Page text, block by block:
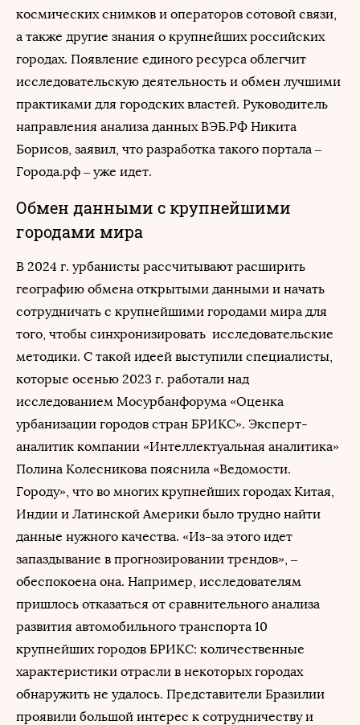
космических снимков и операторов сотовой связи,
а также другие знания о крупнейших российских
городах. Появление единого ресурса облегчит
исследовательскую деятельность и обмен лучшими
практиками для городских властей. Руководитель
направления анализа данных ВЭБ.РФ Никита
Борисов, заявил, что разработка такого портала –
Города.рф – уже идет.
Обмен данными с крупнейшими
городами мира
В 2024 г. урбанисты рассчитывают расширить
географию обмена открытыми данными и начать
сотрудничать с крупнейшими городами мира для
того, чтобы синхронизировать исследовательские
методики. С такой идеей выступили специалисты,
которые осенью 2023 г. работали над
исследованием Мосурбанфорума «Оценка
урбанизации городов стран БРИКС». Эксперт-
аналитик компании «Интеллектуальная аналитика»
Полина Колесникова пояснила «Ведомости.
Городу», что во многих крупнейших городах Китая,
Индии и Латинской Америки было трудно найти
данные нужного качества. «Из-за этого идет
запаздывание в прогнозировании трендов», –
обеспокоена она. Например, исследователям
пришлось отказаться от сравнительного анализа
развития автомобильного транспорта 10
крупнейших городов БРИКС: количественные
характеристики отрасли в некоторых городах
обнаружить не удалось. Представители Бразилии
проявили большой интерес к сотрудничеству и